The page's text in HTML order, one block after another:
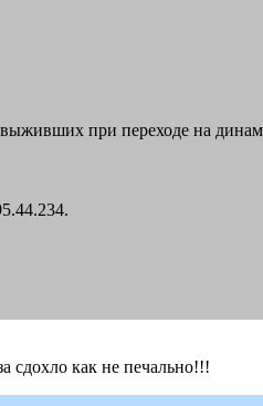
выживших при переходе на
сдохло как не печально!!!